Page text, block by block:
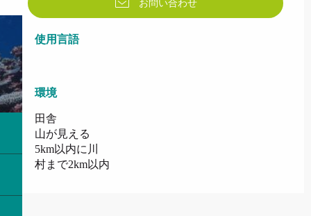
お問い合わせ
使用言語
使用言語
環境
環境
田舎
山が見える
5km以内に川
村まで2km以内